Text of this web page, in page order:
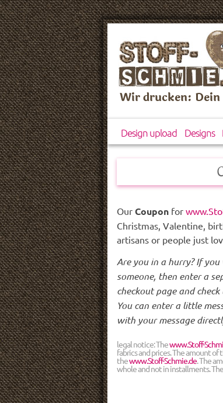
Wir drucken:
Design upload Designs
Our Couponfor
Christmas, Valentine,
artisans or people just
Are you in a hurry?If you
someone, then enter a
checkout page and
You can enter a little
with your message
legal notice: Thewww.Stoff-
fabrics and prices. The amount
thewww.Stoff-Schmie.de. The
whole and not in installments.